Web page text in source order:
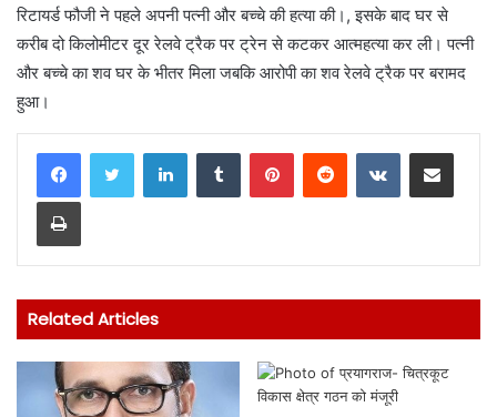
रिटायर्ड फौजी ने पहले अपनी पत्नी और बच्चे की हत्या की।, इसके बाद घर से
करीब दो किलोमीटर दूर रेलवे ट्रैक पर ट्रेन से कटकर आत्महत्या कर ली। पत्नी
और बच्चे का शव घर के भीतर मिला जबकि आरोपी का शव रेलवे ट्रैक पर बरामद
हुआ।
LinkedInTumblr PinterestReddit VKontakteShare via Email
Print
Related Articles